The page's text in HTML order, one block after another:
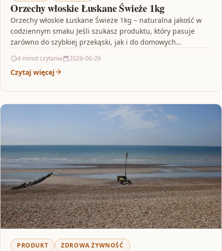
Orzechy włoskie Łuskane Świeże 1kg
Orzechy włoskie Łuskane Świeże 1kg – naturalna jakość w
codziennym smaku Jeśli szukasz produktu, który pasuje
zarówno do szybkiej przekąski, jak i do domowych…
4 minut czytania 2026-06-26
Czytaj więcej
PRODUKT ZDROWA ŻYWNOŚĆ